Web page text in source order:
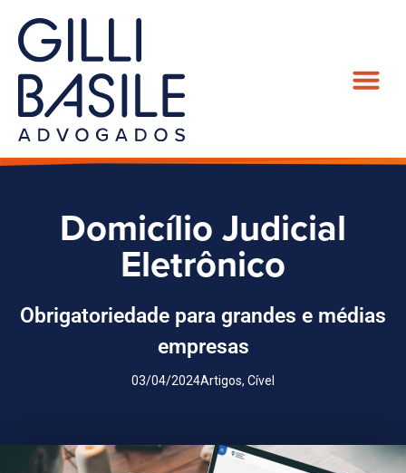
Domicílio Judicial
Eletrônico
Obrigatoriedade para grandes e médias
empresas
03/04/2024Artigos, Cível